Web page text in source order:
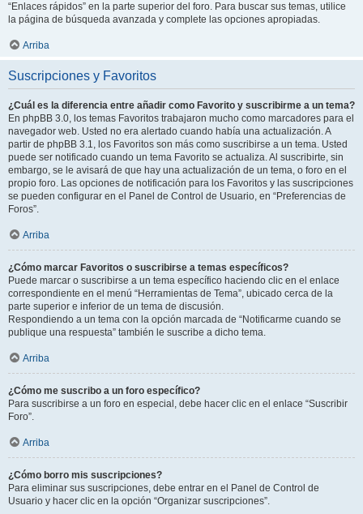
“Enlaces rápidos” en la parte superior del foro. Para buscar sus temas, utilice
la página de búsqueda avanzada y complete las opciones apropiadas.
Arriba
Suscripciones y Favoritos
¿Cuál es la diferencia entre añadir como Favorito y suscribirme a un tema?
En phpBB 3.0, los temas Favoritos trabajaron mucho como marcadores para el
navegador web. Usted no era alertado cuando había una actualización. A
partir de phpBB 3.1, los Favoritos son más como suscribirse a un tema. Usted
puede ser notificado cuando un tema Favorito se actualiza. Al suscribirte, sin
embargo, se le avisará de que hay una actualización de un tema, o foro en el
propio foro. Las opciones de notificación para los Favoritos y las suscripciones
se pueden configurar en el Panel de Control de Usuario, en “Preferencias de
Foros”.
Arriba
¿Cómo marcar Favoritos o suscribirse a temas específicos?
Puede marcar o suscribirse a un tema específico haciendo clic en el enlace
correspondiente en el menú “Herramientas de Tema”, ubicado cerca de la
parte superior e inferior de un tema de discusión.
Respondiendo a un tema con la opción marcada de “Notificarme cuando se
publique una respuesta” también le suscribe a dicho tema.
Arriba
¿Cómo me suscribo a un foro específico?
Para suscribirse a un foro en especial, debe hacer clic en el enlace “Suscribir
Foro”.
Arriba
¿Cómo borro mis suscripciones?
Para eliminar sus suscripciones, debe entrar en el Panel de Control de
Usuario y hacer clic en la opción “Organizar suscripciones”.